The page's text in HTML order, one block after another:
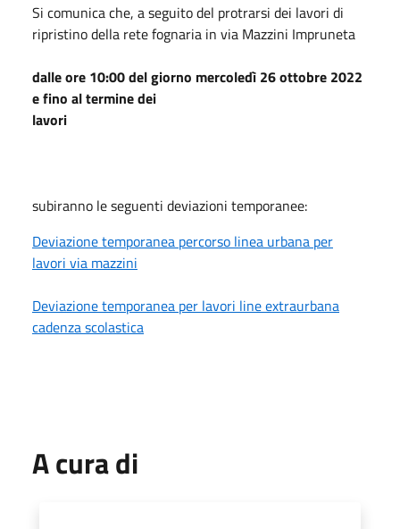
Si comunica che, a seguito del protrarsi dei lavori di
ripristino della rete fognaria in via Mazzini Impruneta
dalle ore 10:00 del giorno mercoledì 26 ottobre 2022
e fino al termine dei
lavori
subiranno le seguenti deviazioni temporanee:
Deviazione temporanea percorso linea urbana per
lavori via mazzini
Deviazione temporanea per lavori line extraurbana
cadenza scolastica
A cura di